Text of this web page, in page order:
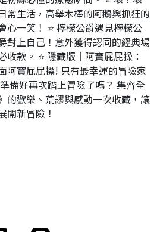
常生活，高舉木棒的阿鵝與抓狂的
心一笑！ ⭐ 檸檬公爵遇見檸檬公
對上自己！意外獲得認同的經典場
款。 ⭐ 隱藏版｜阿寶屁屁操：
阿寶屁屁操! 只有最幸運的冒險家
備好再次踏上冒險了嗎？ 集齊全
的歡樂、荒謬與感動一次收藏，讓
開新冒險！